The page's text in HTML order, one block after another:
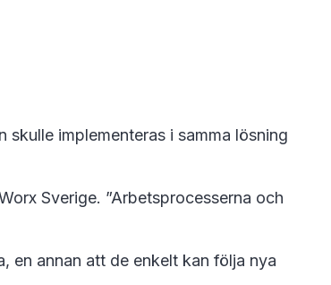
implementeras i samma lösning
Sverige. ”Arbetsprocesserna och
en annan att de enkelt kan följa nya